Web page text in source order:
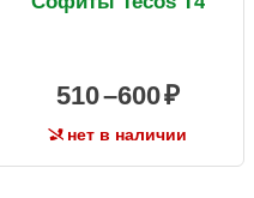
510 –600
нет в наличии